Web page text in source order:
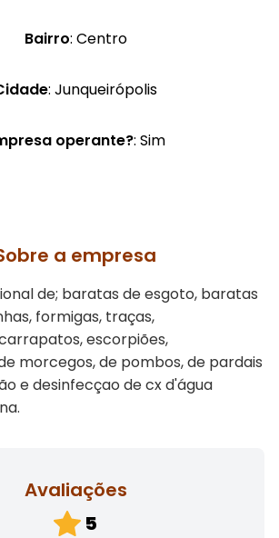
Bairro: Centro
: Junqueirópolis
operante?: Sim
a empresa
de; baratas de esgoto, baratas
formigas, traças,
escorpiões,
morcegos, de pombos, de pardais
e desinfecçao de cx d'água
Avaliações
5